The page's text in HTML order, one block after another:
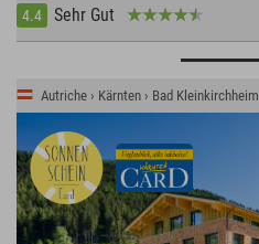
4.4
Sehr Gut
Autriche › Kärnten › Bad Kleinkirchheim